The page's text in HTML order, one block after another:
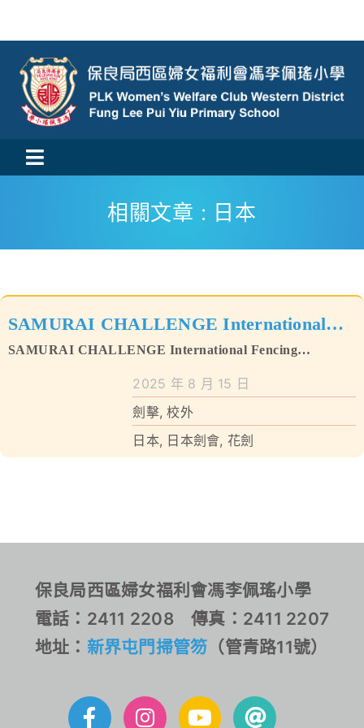
content
Toggle
Navigation
校風及學生支援
對外聯繫
相關文章 : 日本
SAMURAI CHALLENGE International
Fencing Tournament 2025
SAMURAI CHALLENGE International Fencing
2025 年 8 月 15 日
劍擊,校外
日本, 日本劍會, 花劍
保良局西區婦女福利會馮李佩瑤小學
電話：2411 2208 傳真：2411 2207
地址： 新界屯門掃管笏 （管青路11號）